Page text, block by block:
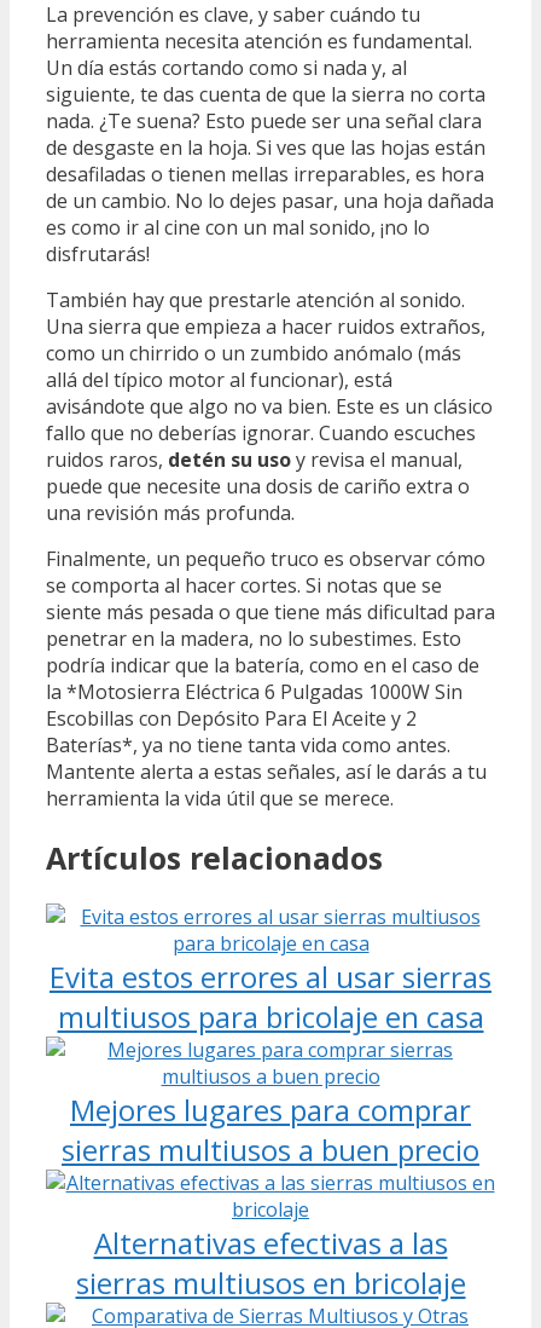
La prevención es clave, y saber cuándo tu
herramienta necesita atención es fundamental.
Un día estás cortando como si nada y, al
siguiente, te das cuenta de que la sierra no corta
nada. ¿Te suena? Esto puede ser una señal clara
de desgaste en la hoja. Si ves que las hojas están
desafiladas o tienen mellas irreparables, es hora
de un cambio. No lo dejes pasar, una hoja dañada
es como ir al cine con un mal sonido, ¡no lo
disfrutarás!
También hay que prestarle atención al sonido.
Una sierra que empieza a hacer ruidos extraños,
como un chirrido o un zumbido anómalo (más
allá del típico motor al funcionar), está
avisándote que algo no va bien. Este es un clásico
fallo que no deberías ignorar. Cuando escuches
ruidos raros, detén su usoy revisa el manual,
puede que necesite una dosis de cariño extra o
una revisión más profunda.
Finalmente, un pequeño truco es observar cómo
se comporta al hacer cortes. Si notas que se
siente más pesada o que tiene más dificultad para
penetrar en la madera, no lo subestimes. Esto
podría indicar que la batería, como en el caso de
la *Motosierra Eléctrica 6 Pulgadas 1000W Sin
Escobillas con Depósito Para El Aceite y 2
Baterías*, ya no tiene tanta vida como antes.
Mantente alerta a estas señales, así le darás a tu
herramienta la vida útil que se merece.
Artículos relacionados
Evita estos errores al usar sierras
multiusos para bricolaje en casa
Mejores lugares para comprar
sierras multiusos a buen precio
Alternativas efectivas a las
sierras multiusos en bricolaje